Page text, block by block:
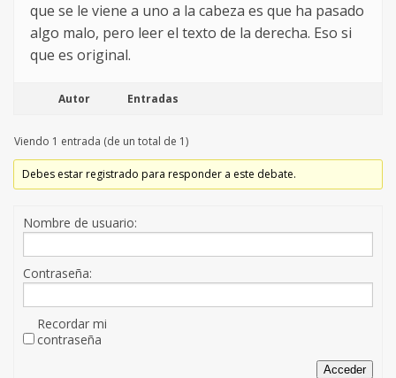
que se le viene a uno a la cabeza es que ha pasado
algo malo, pero leer el texto de la derecha. Eso si
que es original.
Autor Entradas
Viendo 1 entrada (de un total de 1)
Debes estar registrado para responder a este debate.
Nombre de usuario:
Contraseña:
Recordar mi
contraseña
Acceder